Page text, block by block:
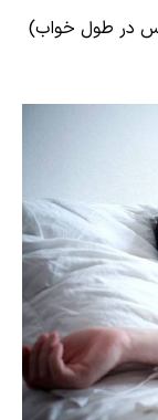
در طول خواب)